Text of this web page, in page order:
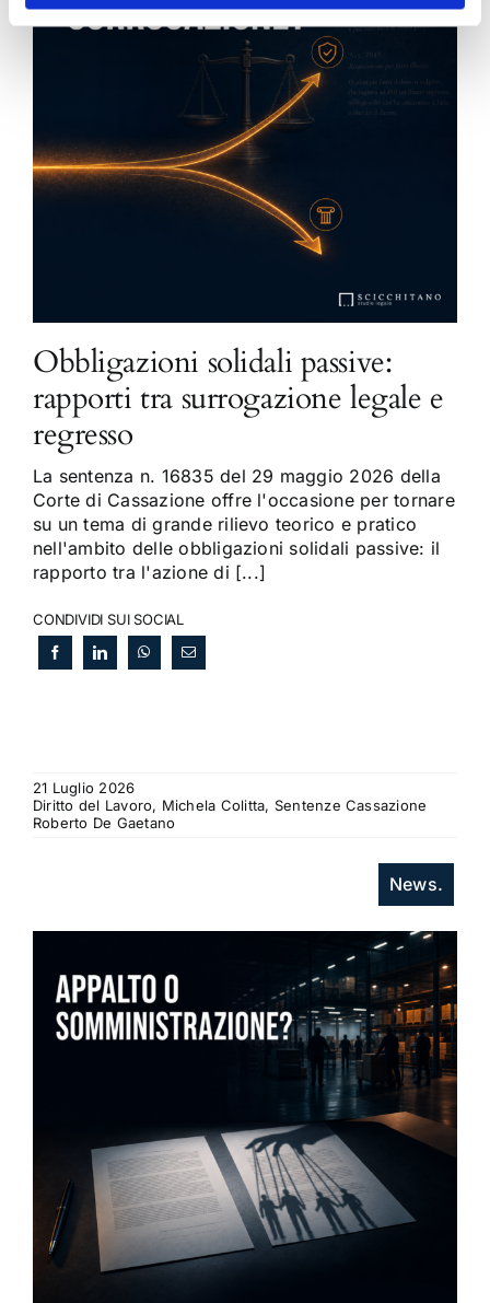
Obbligazioni solidali passive:
rapporti tra surrogazione legale e
regresso
La sentenza n. 16835 del 29 maggio 2026 della
Corte di Cassazione offre l'occasione per tornare
su un tema di grande rilievo teorico e pratico
nell'ambito delle obbligazioni solidali passive: il
rapporto tra l'azione di [...]
CONDIVIDI SUI SOCIAL
21 Luglio 2026
Diritto del Lavoro, Michela Colitta, Sentenze Cassazione
Roberto De Gaetano
News.